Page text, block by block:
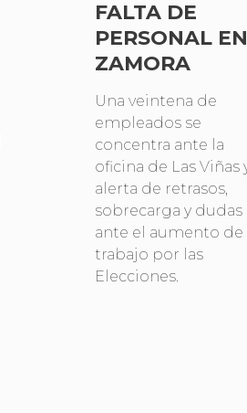
FALTA DE
PERSONAL EN
ZAMORA
Una veintena de
empleados se
concentra ante la
oficina de Las Viñas
alerta de retrasos,
sobrecarga y dudas
ante el aumento de
trabajo por las
Elecciones.